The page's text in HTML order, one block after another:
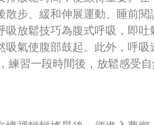
步、緩和伸展運動、睡前
放鬆技巧為腹式呼吸，即
氣使腹部鼓起。此外，呼吸
習一段時間後，放鬆感受自